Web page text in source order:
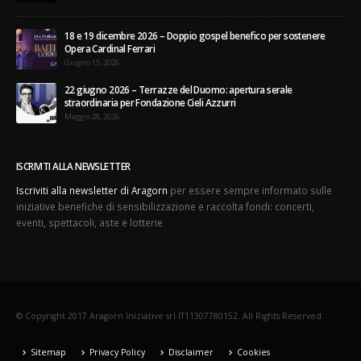
18 e 19 dicembre 2026 – Doppio gospel benefico per sostenere
Opera Cardinal Ferrari
Giugno 15, 2026
22 giugno 2026 – Terrazze del Duomo: apertura serale
straordinaria per Fondazione Cieli Azzurri
Maggio 28, 2026
ISCRIVITI ALLA NEWSLETTER
Iscriviti alla newsletter di Aragorn per essere sempre informato sulle
iniziative benefiche di sensibilizzazione e raccolta fondi: concerti,
eventi, spettacoli, aste e lotterie
© Copyright 2017 Aragorn Iniziative srl IT11307780152. All Rights Reserved.
Sitemap Privacy Policy Disclaimer Cookies